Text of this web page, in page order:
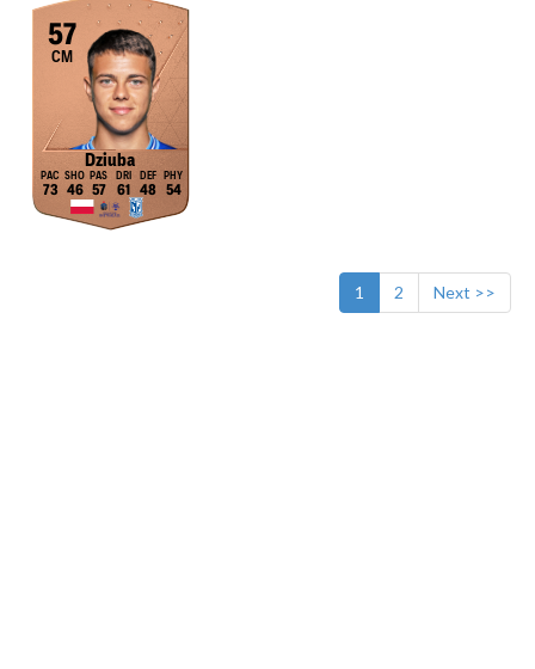
57
CM
Dziuba
73 46 57 61 48 54
1 2 Next >>